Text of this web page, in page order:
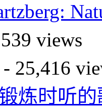
views
- 25,416
炼时听的